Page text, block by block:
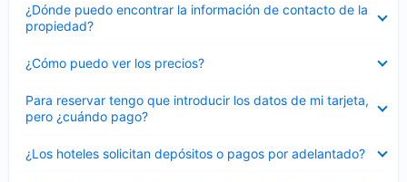
¿Dónde puedo encontrar la información de contacto de la
propiedad?
cerrado
¿Cómo puedo ver los precios?
cerrado
Para reservar tengo que introducir los datos de mi tarjeta,
pero ¿cuándo pago?
cerrado
¿Los hoteles solicitan depósitos o pagos por adelantado?
cerrado